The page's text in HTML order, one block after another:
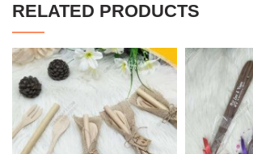
RELATED PRODUCTS